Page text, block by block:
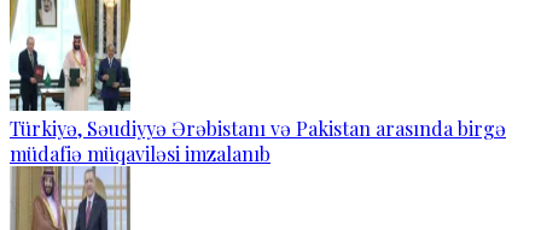
Türkiyə, Səudiyyə Ərəbistanı və Pakistan arasında birgə
müdafiə müqaviləsi imzalanıb